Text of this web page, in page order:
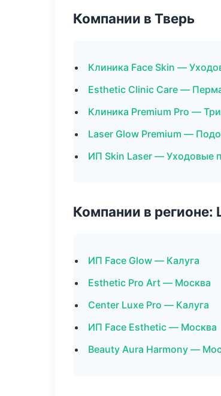
Компании в Тверь
Клиника Face Skin —
Esthetic Clinic Care —
Клиника Premium Pro —
Laser Glow Premium —
ИП Skin Laser — Уходовые
Компании в
ИП Face Glow — Калуга
Esthetic Pro Art — Москва
Center Luxe Pro — Калуга
ИП Face Esthetic — Москва
Beauty Aura Harmony —